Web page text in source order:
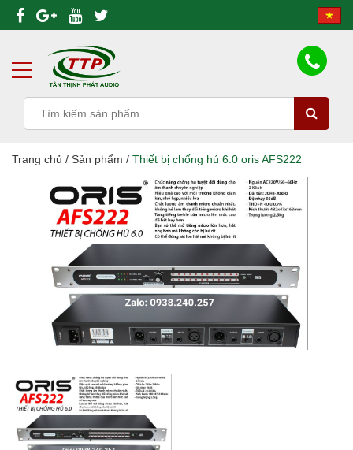
Trang chủ / Sản phẩm / Thiết bị chống hú 6.0 oris AFS222